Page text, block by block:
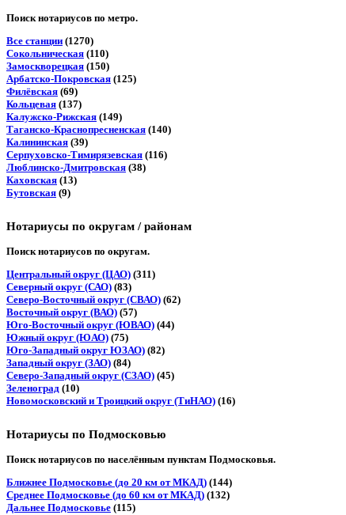
Поиск нотариусов по метро.
Все станции (1270)
Сокольническая (110)
Замоскворецкая (150)
Арбатско-Покровская (125)
Филёвская (69)
Кольцевая (137)
Калужско-Рижская (149)
Таганско-Краснопресненская (140)
Калининская (39)
Серпуховско-Тимирязевская (116)
Люблинско-Дмитровская (38)
Каховская (13)
Бутовская (9)
Нотариусы по округам / районам
Поиск нотариусов по округам.
Центральный округ (ЦАО) (311)
Северный округ (САО) (83)
Северо-Восточный округ (СВАО) (62)
Восточный округ (ВАО) (57)
Юго-Восточный округ (ЮВАО) (44)
Южный округ (ЮАО) (75)
Юго-Западный округ ЮЗАО) (82)
Западный округ (ЗАО) (84)
Северо-Западный округ (СЗАО) (45)
Зеленоград (10)
Новомосковский и Троицкий округ (ТиНАО) (16)
Нотариусы по Подмосковью
Поиск нотариусов по населённым пунктам Подмосковья.
Ближнее Подмосковье (до 20 км от МКАД) (144)
Среднее Подмосковье (до 60 км от МКАД) (132)
Дальнее Подмосковье (115)